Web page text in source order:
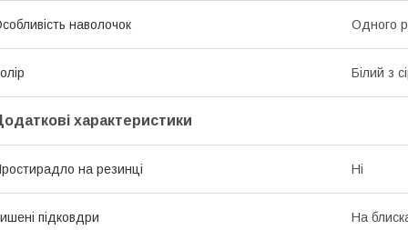
наволочок Одного
Білий з
характеристики
на резинці Ні
підковдри На